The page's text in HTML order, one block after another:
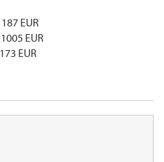
EUR
EUR
EUR